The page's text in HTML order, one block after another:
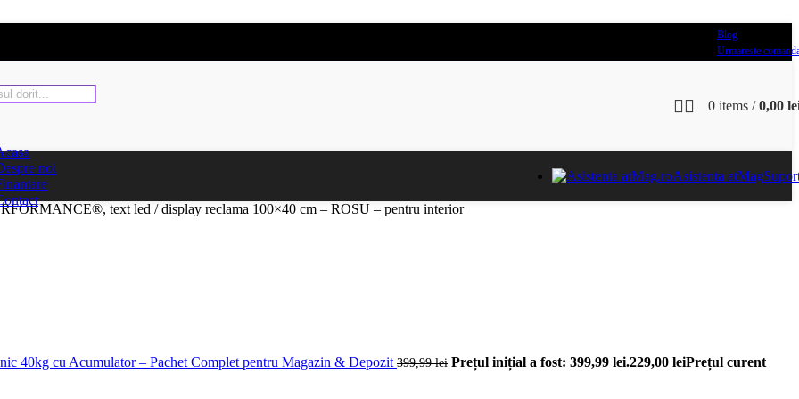
Blog
Urmareste
0 items / 0,00
noi
Asistenta atMag
text led / display reclama 100×40 cm – ROSU – pentru interior
40kg cu Acumulator – Pachet Complet pentru Magazin & Depozit 399,99lei Prețul inițial a fost: 399,99 lei.229,00 leiPrețul curent